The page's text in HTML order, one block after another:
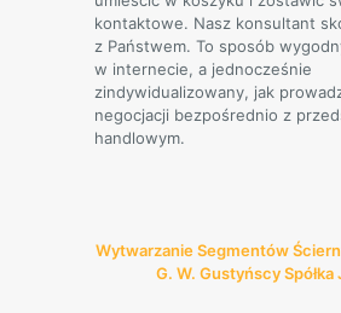
kontaktowe. Nasz konsultant
z Państwem. To sposób
w internecie, a jednocześnie
zindywidualizowany, jak
negocjacji bezpośrednio z
handlowym.
Wytwarzanie Segmentów
G. W. Gustyńscy Spółka